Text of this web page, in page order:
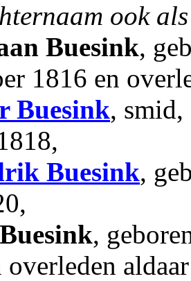
ook
Buesink,
1816 en
Buesink, smid,
Buesink,
,
overleden